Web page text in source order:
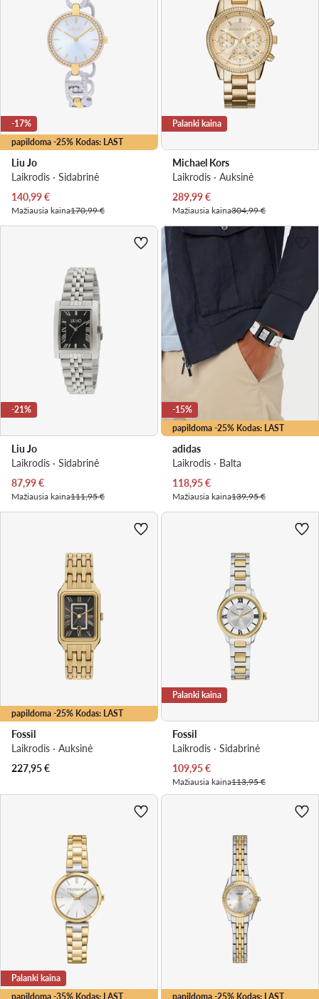
papildoma -25% Kodas: LAST
-17%
Liu Jo
Laikrodis · Sidabrinė
Dabartinė kaina
140,99€
Mažiausia kaina170,99 €
Palanki kaina
Michael Kors
Laikrodis · Auksinė
Dabartinė kaina
289,99€
Mažiausia kaina304,99 €
-21%
Liu Jo
Laikrodis · Sidabrinė
Dabartinė kaina
87,99€
Mažiausia kaina111,95 €
papildoma -25% Kodas: LAST
-15%
adidas
Laikrodis · Balta
Dabartinė kaina
118,95€
Mažiausia kaina139,95 €
papildoma -25% Kodas: LAST
Fossil
Laikrodis · Auksinė
227,95€
Palanki kaina
Fossil
Laikrodis · Sidabrinė
Dabartinė kaina
109,95€
Mažiausia kaina113,95 €
papildoma -35% Kodas: LAST
Palanki kaina
papildoma -25% Kodas: LAST